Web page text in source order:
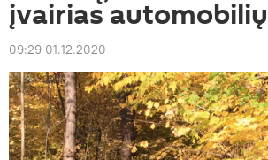
įvairias
09:29 01.12.2020